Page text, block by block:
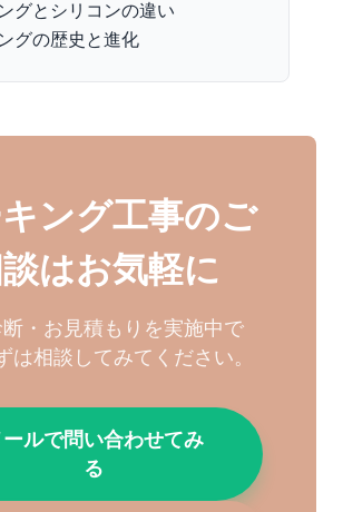
グとシリコンの違い
グの歴史と進化
ング工事のご
はお気軽に
・お見積もりを実施中で
は相談してみてください。
ールで問い合わせてみ
る